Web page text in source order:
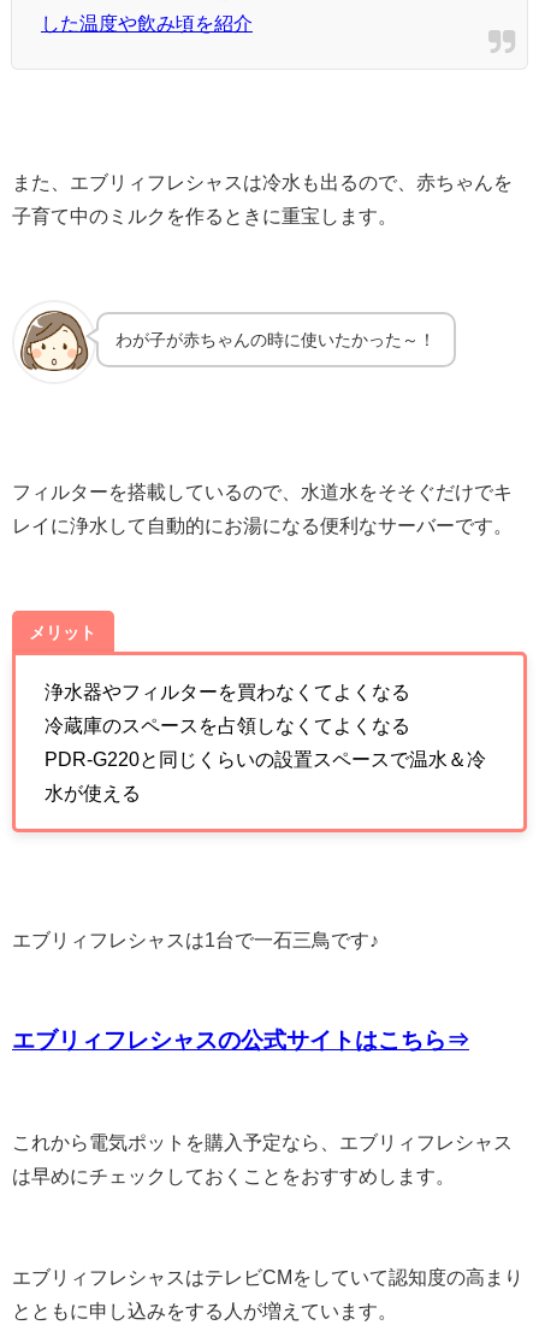
した温度や飲み頃を紹介
また、エブリィフレシャスは冷水も出るので、赤ちゃんを
子育て中のミルクを作るときに重宝します。
わが子が赤ちゃんの時に使いたかった～！
フィルターを搭載しているので、水道水をそそぐだけでキ
レイに浄水して自動的にお湯になる便利なサーバーです。
メリット
浄水器やフィルターを買わなくてよくなる
冷蔵庫のスペースを占領しなくてよくなる
PDR-G220と同じくらいの設置スペースで温水＆冷
水が使える
エブリィフレシャスは1台で一石三鳥です♪
エブリィフレシャスの公式サイトはこちら⇒
これから電気ポットを購入予定なら、エブリィフレシャス
は早めにチェックしておくことをおすすめします。
エブリィフレシャスはテレビCMをしていて認知度の高まり
とともに申し込みをする人が増えています。